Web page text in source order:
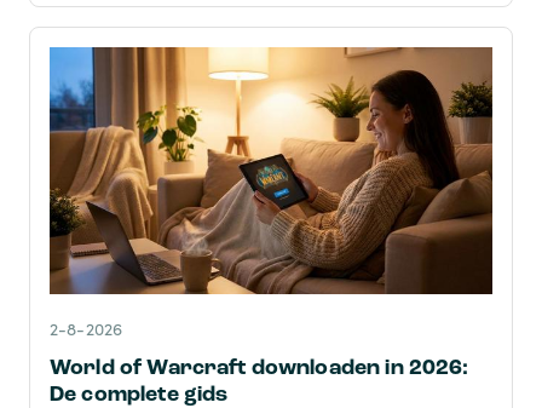
2-8-2026
World of Warcraft downloaden in 2026:
De complete gids